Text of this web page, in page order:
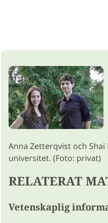
Anna Zetterqvist och
universitet. (Foto: privat)
RELATERAT
Vetenskaplig